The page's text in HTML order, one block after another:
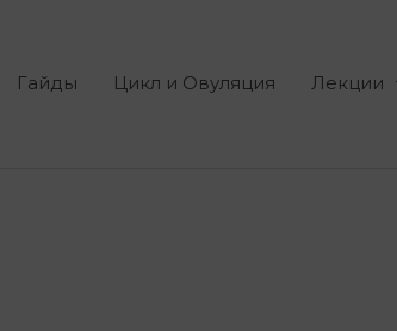
Гайды Цикл и Овуляция Лекции